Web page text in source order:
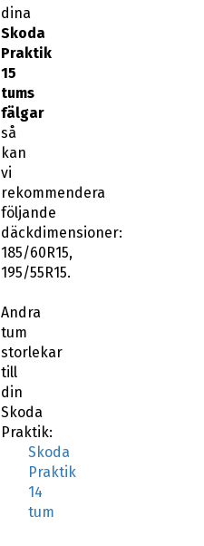
dina
Skoda
Praktik
15
tums
fälgar
så
kan
vi
rekommendera
följande
däckdimensioner:
185/60R15,
195/55R15.
Andra
tum
storlekar
till
din
Skoda
Praktik:
Skoda
Praktik
14
tum